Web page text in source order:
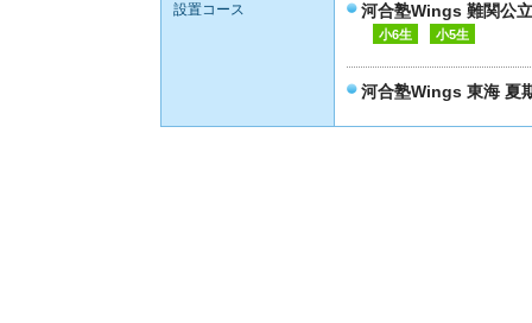
設置コース 河合塾Wings 難関公
小6生 小5生
河合塾Wings 東海 夏